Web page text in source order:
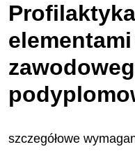
szczegółowe